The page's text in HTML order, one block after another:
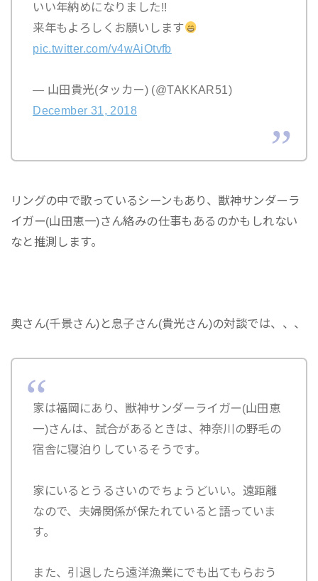
いい年納めになりました!!
来年もよろしくお願いします
pic.twitter.com/v4wAiOtvfb
— 山田貴光(タッカー) (@TAKKAR51)
December 31, 2018
リングの中で歌っているシーンもあり、獣神サンダーラ
イガー(山田恵一)さん絡みの仕事もあるのかもしれない
なと推測します。
奥さん(千景さん)と息子さん(貴光さん)の対談では、、、
家は福岡にあり、獣神サンダーライガー(山田恵
一)さんは、試合があるときは、神奈川の野毛の
宿舎に寝泊りしているそうです。
家にいるとうるさいのでちょうどいい。遠距離
なので、夫婦関係が保たれていると語っていま
す。
また、引退したら遠洋漁業にでも出てもらおう